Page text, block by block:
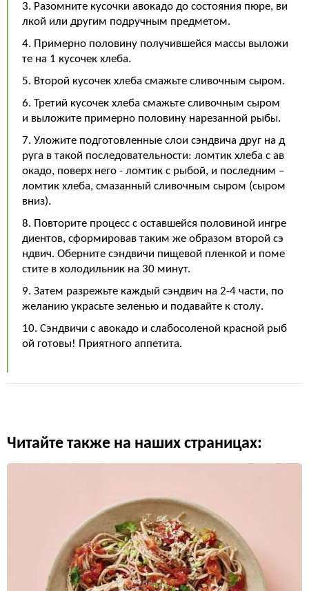
3. Разомните кусочки авокадо до состояния пюре, ви
лкой или другим подручным предметом.
4. Примерно половину получившейся массы выложи
те на 1 кусочек хлеба.
5. Второй кусочек хлеба смажьте сливочным сыром.
6. Третий кусочек хлеба смажьте сливочным сыром
и выложите примерно половину нарезанной рыбы.
7. Уложите подготовленные слои сэндвича друг на д
руга в такой последовательности: ломтик хлеба с ав
окадо, поверх него - ломтик с рыбой, и последним –
ломтик хлеба, смазанный сливочным сыром (сыром
вниз).
8. Повторите процесс с оставшейся половиной ингре
диентов, сформировав таким же образом второй сэ
ндвич. Оберните сэндвичи пищевой пленкой и поме
стите в холодильник на 30 минут.
9. Затем разрежьте каждый сэндвич на 2-4 части, по
желанию украсьте зеленью и подавайте к столу.
10. Сэндвичи с авокадо и слабосоленой красной рыб
ой готовы! Приятного аппетита.
Читайте также на наших страницах: